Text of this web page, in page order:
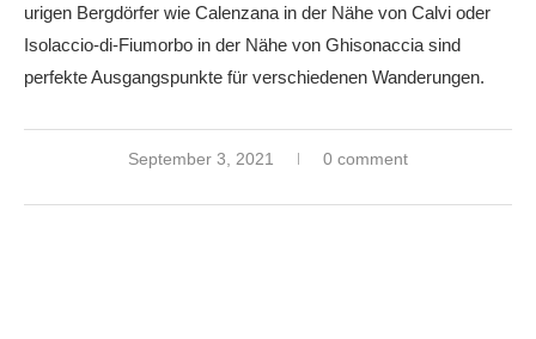
urigen Bergdörfer wie Calenzana in der Nähe von Calvi oder
Isolaccio-di-Fiumorbo in der Nähe von Ghisonaccia sind
perfekte Ausgangspunkte für verschiedenen Wanderungen.
September 3, 2021 0 comment